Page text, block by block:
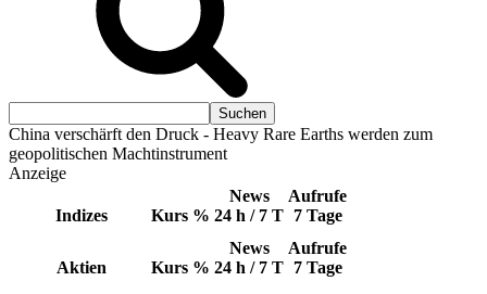
China verschärft den Druck - Heavy Rare Earths werden zum
geopolitischen Machtinstrument
Anzeige
Indizes Kurs %
News
24 h / 7 T
Aufrufe
7 Tage
Aktien Kurs %
News
24 h / 7 T
Aufrufe
7 Tage